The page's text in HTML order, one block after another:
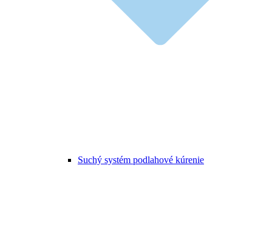
Suchý systém podlahové kúrenie